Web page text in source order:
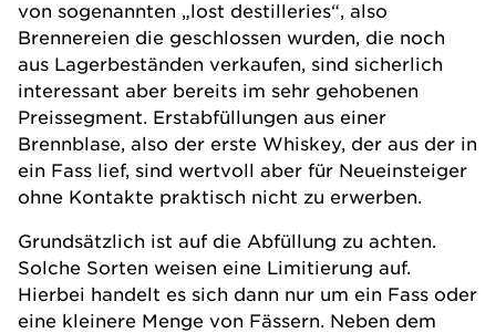
von sogenannten „lost destilleries“, also
Brennereien die geschlossen wurden, die noch
aus Lagerbeständen verkaufen, sind sicherlich
interessant aber bereits im sehr gehobenen
Preissegment. Erstabfüllungen aus einer
Brennblase, also der erste Whiskey, der aus der in
ein Fass lief, sind wertvoll aber für Neueinsteiger
ohne Kontakte praktisch nicht zu erwerben.
Grundsätzlich ist auf die Abfüllung zu achten.
Solche Sorten weisen eine Limitierung auf.
Hierbei handelt es sich dann nur um ein Fass oder
eine kleinere Menge von Fässern. Neben dem